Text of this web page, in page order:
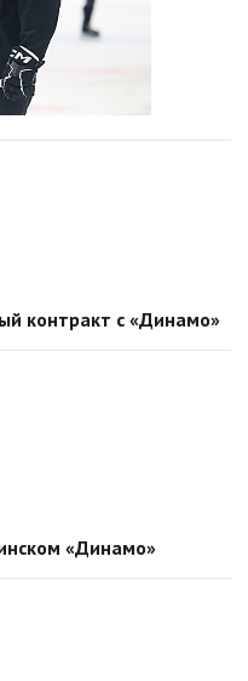
контракт с «Динамо»
«Динамо»